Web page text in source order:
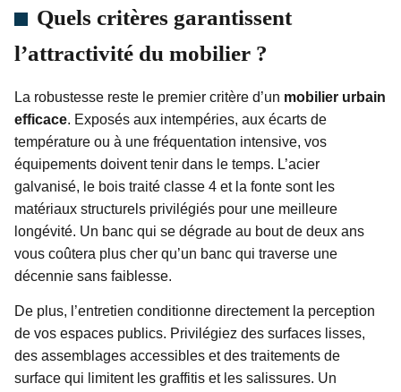
Quels critères garantissent
l’attractivité du mobilier ?
La robustesse reste le premier critère d’un mobilier urbain
efficace. Exposés aux intempéries, aux écarts de
température ou à une fréquentation intensive, vos
équipements doivent tenir dans le temps. L’acier
galvanisé, le bois traité classe 4 et la fonte sont les
matériaux structurels privilégiés pour une meilleure
longévité. Un banc qui se dégrade au bout de deux ans
vous coûtera plus cher qu’un banc qui traverse une
décennie sans faiblesse.
De plus, l’entretien conditionne directement la perception
de vos espaces publics. Privilégiez des surfaces lisses,
des assemblages accessibles et des traitements de
surface qui limitent les graffitis et les salissures. Un